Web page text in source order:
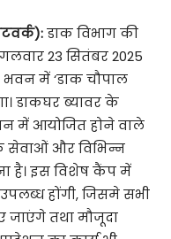
डाक विभाग की
23 सितंबर 2025
भवन में ‘डाक चौपाल
डाकघर ब्यावर के
में आयोजित होने वाले
सेवाओं और विभिन्न
है। इस विशेष कैंप में
होंगी, जिसमे सभी
जाएंगे तथा मौजूदा